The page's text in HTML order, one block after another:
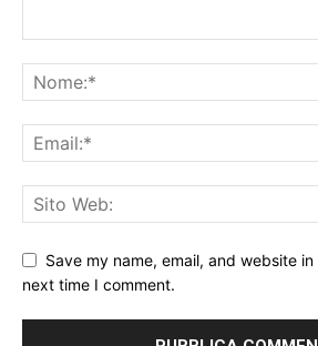
Save my name, email, and website
next time I comment.